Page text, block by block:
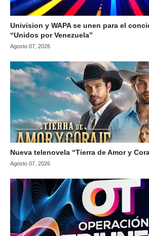
Univision y WAPA se unen para el
“Unidos por Venezuela”
Agosto 07, 2026
Nueva telenovela “Tierra de Amor y
Agosto 07, 2026